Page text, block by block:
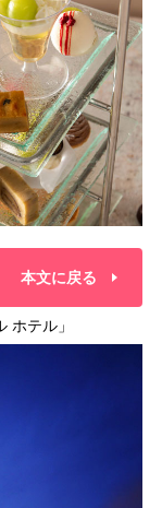
本文に戻る
ホテル」